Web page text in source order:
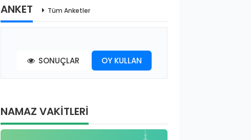
ANKET Tüm Anketler
SONUÇLAR OY KULLAN
NAMAZ VAKİTLERİ